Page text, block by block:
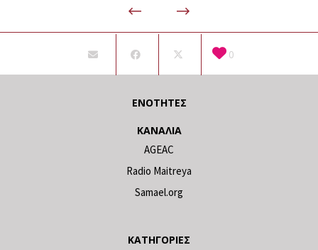
0
ΕΝΌΤΗΤΕΣ
ΚΑΝΆΛΙΑ
AGEAC
Radio Maitreya
Samael.org
ΚΑΤΗΓΟΡΊΕΣ